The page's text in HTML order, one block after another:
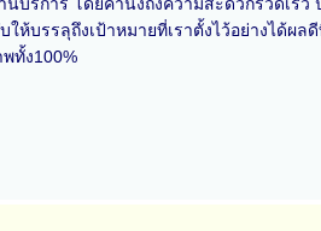
รรลุถึงเป้าหมายที่เราตั้งไว้อย่างได้ผล
ทั้ง100%